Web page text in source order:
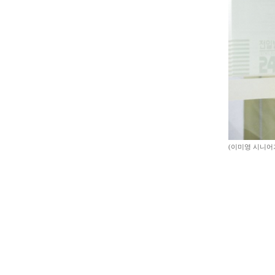
(이미영 시니어